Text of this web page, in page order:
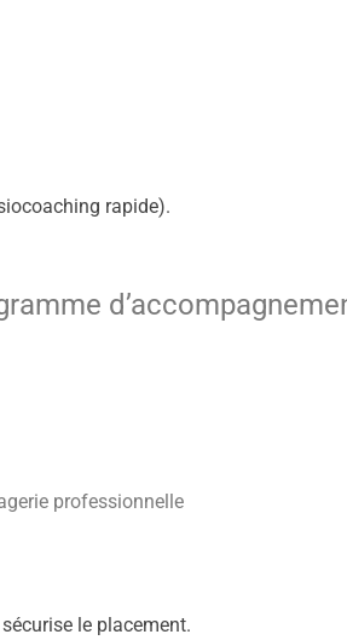
rapide).
professionnelle
le placement.